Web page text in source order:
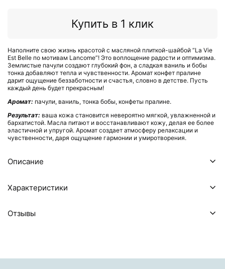
Купить в 1 клик
Наполните свою жизнь красотой с масляной плиткой-шайбой “La Vie
Est Belle по мотивам Lancome”! Это воплощение радости и оптимизма.
Землистые пачули создают глубокий фон, а сладкая ваниль и бобы
тонка добавляют тепла и чувственности. Аромат конфет пралине
дарит ощущение беззаботности и счастья, словно в детстве. Пусть
каждый день будет прекрасным!
Аромат: пачули, ваниль, тонка бобы, конфеты пралине.
Результат: ваша кожа становится невероятно мягкой, увлажненной и
бархатистой. Масла питают и восстанавливают кожу, делая ее более
эластичной и упругой. Аромат создает атмосферу релаксации и
чувственности, даря ощущение гармонии и умиротворения.
Описание
Характеристики
Отзывы